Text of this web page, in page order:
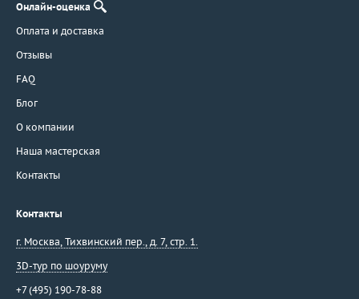
Онлайн-оценка
Оплата и доставка
Отзывы
FAQ
Блог
О компании
Наша мастерская
Контакты
Контакты
г. Москва, Тихвинский пер., д. 7, стр. 1.
3D-тур по шоуруму
+7 (495) 190-78-88